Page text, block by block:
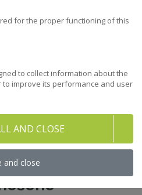
ZNS
for the proper functioning of this
to collect information about the
improve its performance and user
AND CLOSE
and close